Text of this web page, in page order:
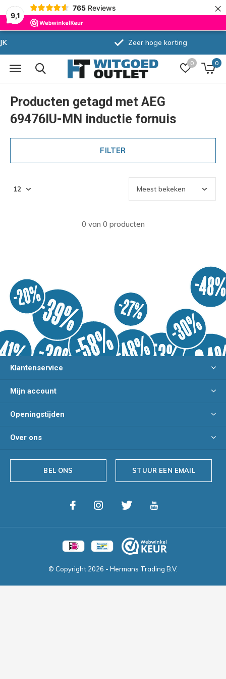
9,1
765 Reviews ×
0 0
Zeer hoge korting
Producten getagd met AEG
69476IU-MN inductie fornuis
FILTER
0 van 0 producten
Klantenservice
Mijn account
Openingstijden
Over ons
BEL ONS STUUR EEN EMAIL
© Copyright 2026 - Hermans Trading B.V.